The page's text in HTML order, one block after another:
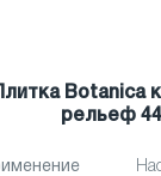
Плитка Botanica
рельеф